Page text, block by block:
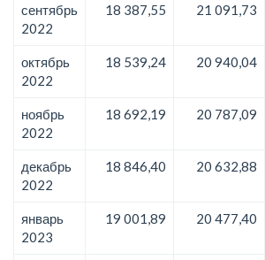
сентябрь
2022
18 387,55 21 091,73
октябрь
2022
18 539,24 20 940,04
ноябрь
2022
18 692,19 20 787,09
декабрь
2022
18 846,40 20 632,88
январь
2023
19 001,89 20 477,40